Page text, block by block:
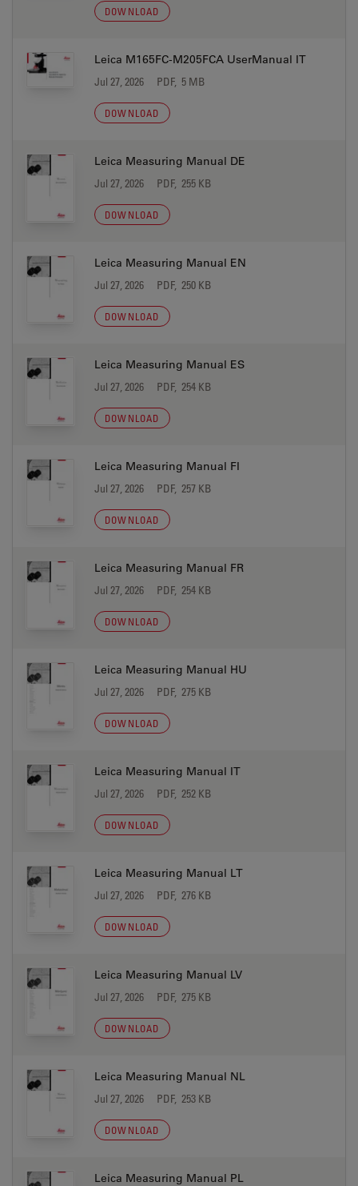
DOWNLOAD
Leica M165FC-M205FCA UserManual IT
Jul 27, 2026 PDF, 5 MB
DOWNLOAD
Leica Measuring Manual DE
Jul 27, 2026 PDF, 255 KB
DOWNLOAD
Leica Measuring Manual EN
Jul 27, 2026 PDF, 250 KB
DOWNLOAD
Leica Measuring Manual ES
Jul 27, 2026 PDF, 254 KB
DOWNLOAD
Leica Measuring Manual FI
Jul 27, 2026 PDF, 257 KB
DOWNLOAD
Leica Measuring Manual FR
Jul 27, 2026 PDF, 254 KB
DOWNLOAD
Leica Measuring Manual HU
Jul 27, 2026 PDF, 275 KB
DOWNLOAD
Leica Measuring Manual IT
Jul 27, 2026 PDF, 252 KB
DOWNLOAD
Leica Measuring Manual LT
Jul 27, 2026 PDF, 276 KB
DOWNLOAD
Leica Measuring Manual LV
Jul 27, 2026 PDF, 275 KB
DOWNLOAD
Leica Measuring Manual NL
Jul 27, 2026 PDF, 253 KB
DOWNLOAD
Leica Measuring Manual PL